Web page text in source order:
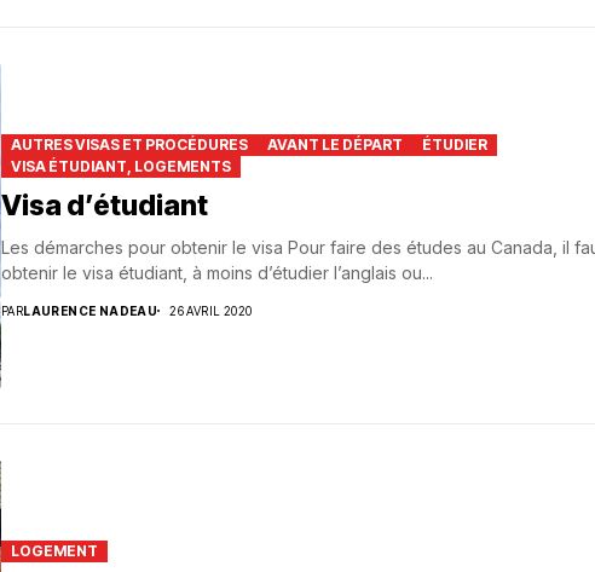
AUTRES VISAS ET PROCÉDURES AVANT LE DÉPART
ÉTUDIER
VISA ÉTUDIANT, LOGEMENTS
Visa d’étudiant
Les démarches pour obtenir le visa Pour faire des études au Canada, il
obtenir le visa étudiant, à moins d’étudier l’anglais ou...
PARLAURENCE NADEAU 26 AVRIL 2020
LOGEMENT